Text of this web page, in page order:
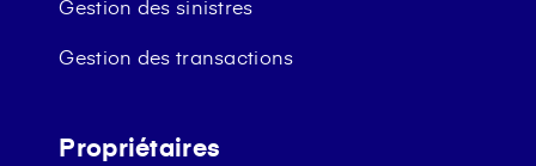
Gestion des sinistres
Gestion des transactions
Propriétaires